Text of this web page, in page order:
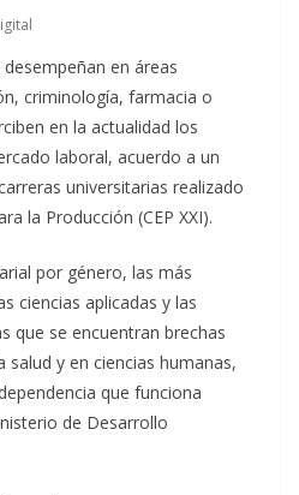
en áreas
criminología, farmacia o
en la actualidad los
laboral, acuerdo a un
universitarias realizado
la Producción (CEP XXI).
por género, las más
ciencias aplicadas y las
que se encuentran brechas
salud y en ciencias humanas,
que funciona
de Desarrollo